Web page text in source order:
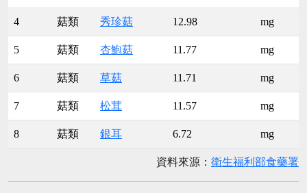
4 菇類 秀珍菇 12.98 mg
5 菇類 杏鮑菇 11.77 mg
6 菇類 草菇 11.71 mg
7 菇類 松茸 11.57 mg
8 菇類 銀耳 6.72 mg
資料來源： 衛生福利部食藥署